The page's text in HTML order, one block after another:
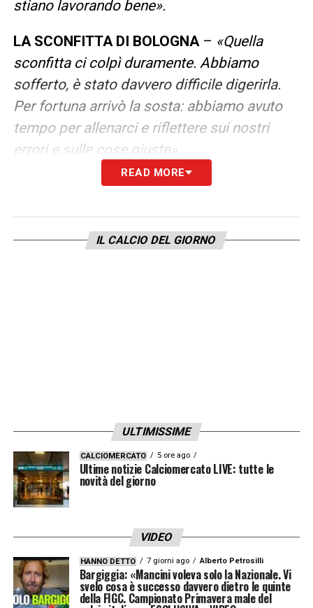
stiano lavorando bene».
LA SCONFITTA DI BOLOGNA– «Quella
sconfitta ci colpì duramente. Abbiamo
sofferto, è stato davvero difficile digerirla.
Per fortuna arrivò la sosta: abbiamo avuto
tempo per allenarci e riflettere sui nostri
errori e sulle cose giuste».
LA SETTIMANA SENZA CONTE
mentalità e un modo di giocare nuovi. È
andato tutto bene, soprattutto perché ne
vincere».
RISPETTO E RIVINCITA–«Non abbiamo
dimenticato, ma questa è una partita
rispetto moltissimo il Bologna, ma siamo qui
per vincere».
IL LEGAME CON LUKAKU–«Romelu è
READ MORE
IL CALCIO DEL GIORNO
ULTIMISSIME
CALCIOMERCATO 5 ore ago
Ultime notizie Calciomercato LIVE: tutte le
novità del giorno
VIDEO
HANNO DETTO 7 giorni ago Alberto Petrosilli
Bargiggia: «Mancini voleva solo la Nazionale. Vi
svelo cosa è successo davvero dietro le quinte
della FIGC. Campionato Primavera male del